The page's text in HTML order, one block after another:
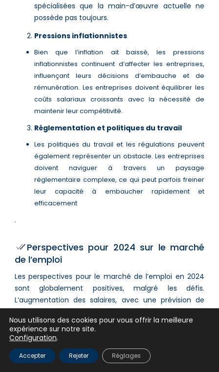
spécialisées que la main-d’œuvre actuelle ne
possède pas toujours​.
Pressions inflationnistes
Bien que l’inflation ait baissé, les pressions
inflationnistes continuent d’affecter les entreprises,
influençant leurs décisions d’embauche et de
rémunération. Les entreprises doivent équilibrer les
coûts salariaux croissants avec la nécessité de
maintenir leur compétitivité​​.
Réglementation et politiques du travail
Les politiques du travail et les régulations peuvent
également représenter un obstacle. Les entreprises
doivent naviguer à travers un paysage
réglementaire complexe, ce qui peut parfois freiner
leur capacité à embaucher rapidement et
efficacement​
.
Perspectives pour 2024 sur le marché
de l’emploi
Les perspectives pour le marché de l’emploi en 2024
sont globalement positives, malgré les défis.
L’augmentation des salaires, avec une prévision de
hausse de 3,5 % pour l’année, devrait soutenir le
pouvoir d’achat des travailleurs et stimuler la
consommation​​. De plus, les initiatives
gouvernementales pour soutenir la formation et
l’acquisition de compétences devraient aider à
Nous utilisons des cookies pour vous offrir la meilleure
expérience sur notre site.
Configuration.
Accepter Rejeter Réglages